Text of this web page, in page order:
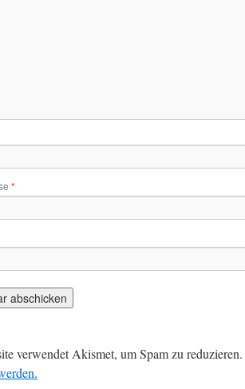
*
verwendet Akismet, um Spam zu reduzieren.